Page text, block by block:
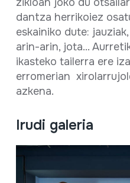
dantza herrikoiez
eskainiko dute:
arin-arin, jota...
ikasteko tailerra ere
erromerian
azkena.
Irudi galeria